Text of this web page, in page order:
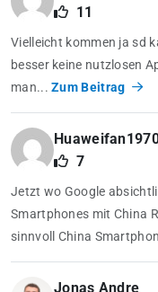
11
Vielleicht kommen ja sd
besser keine nutzlosen
man...Zum Beitrag
7
Jetzt wo Google
Smartphones mit China
sinnvoll China
Jonas Andre